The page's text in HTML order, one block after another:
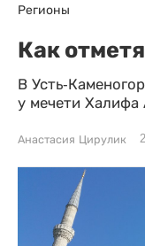
Регионы
Как
В Усть-
у мечети Халифа
Анастасия Цирулик